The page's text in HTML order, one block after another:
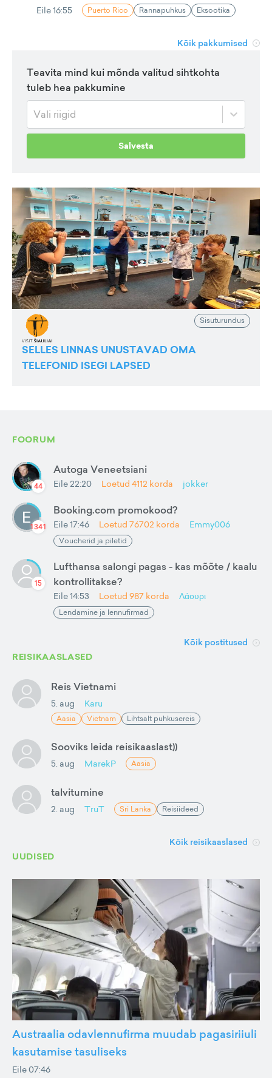
Eile 16:55 Puerto Rico Rannapuhkus Eksootika
Kõik pakkumised
Teavita mind kui mõnda valitud sihtkohta
tuleb hea pakkumine
Vali riigid
Salvesta
Sisuturundus
SELLES LINNAS UNUSTAVAD OMA
TELEFONID ISEGI LAPSED
FOORUM
44
Autoga Veneetsiani
Eile 22:20 Loetud 4112 korda jokker
1341
Booking.com promokood?
Eile 17:46 Loetud 76702 korda Emmy006
Voucherid ja piletid
15
Lufthansa salongi pagas - kas mõõte / kaalu
kontrollitakse?
Eile 14:53 Loetud 987 korda Λάουρι
Lendamine ja lennufirmad
Kõik postitused
REISIKAASLASED
Reis Vietnami
5. aug Karu
Aasia Vietnam Lihtsalt puhkusereis
Sooviks leida reisikaaslast))
5. aug MarekP Aasia
talvitumine
2. aug TruT Sri Lanka Reisiideed
Kõik reisikaaslased
UUDISED
Austraalia odavlennufirma muudab pagasiriiuli
kasutamise tasuliseks
Eile 07:46